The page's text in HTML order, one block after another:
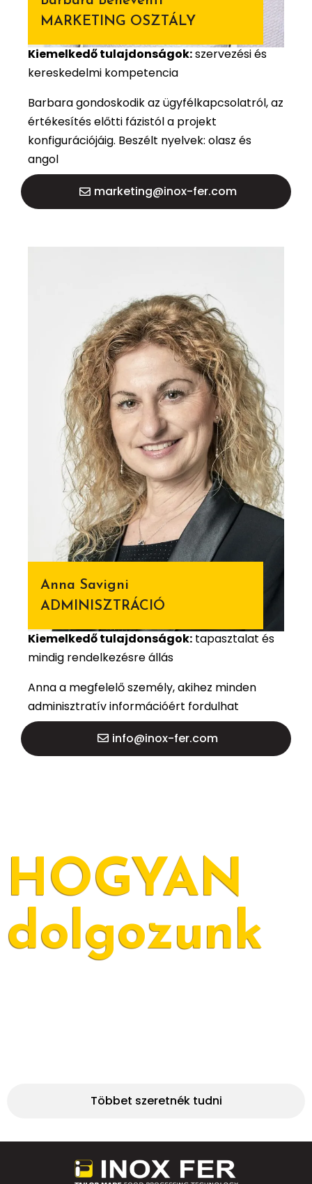
MARKETING OSZTÁLY
Kiemelkedő tulajdonságok:szervezési és
kereskedelmi kompetencia
Barbara gondoskodik az ügyfélkapcsolatról, az
értékesítés előtti fázistól a projekt
konfigurációjáig. Beszélt nyelvek: olasz és
angol
marketing@inox-fer.com
Anna Savigni
ADMINISZTRÁCIÓ
Kiemelkedő tulajdonságok: tapasztalat és
mindig rendelkezésre állás
Anna a megfelelő személy, akihez minden
adminisztratív információért fordulhat
info@inox-fer.com
HOGYAN
dolgozunk
Többet szeretnék tudni